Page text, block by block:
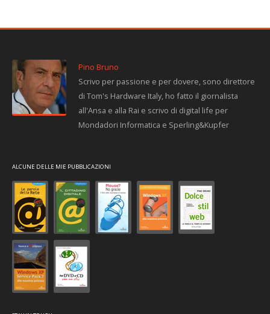
Pino Bruno
Scrivo per passione e per dovere, sono direttore
di Tom's Hardware Italy, ho fatto il giornalista
all'Ansa e alla Rai e scrivo di digital life per
Mondadori Informatica e Sperling&Kupfer
ALCUNE DELLE MIE PUBBLICAZIONI